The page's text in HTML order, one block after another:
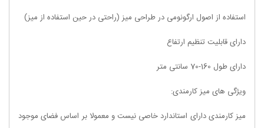
استفاده از اصول ارگونومی در طراحی میز (راحتی در حین استفاده از میز)
دارای قابلیت تنظیم ارتفاع
دارای طول 160-70 سانتی متر
ویژگی های میز کارمندی:
میز کارمندی دارای استاندارد خاصی نیست و معمولا بر اساس فضای موجود